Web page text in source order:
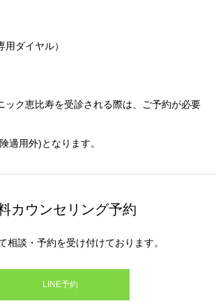
ダイヤル）
ック恵比寿を受診される際は、ご予約が必要
適用外)となります。
カウンセリング予約
相談・予約を受け付けております。
LINE予約